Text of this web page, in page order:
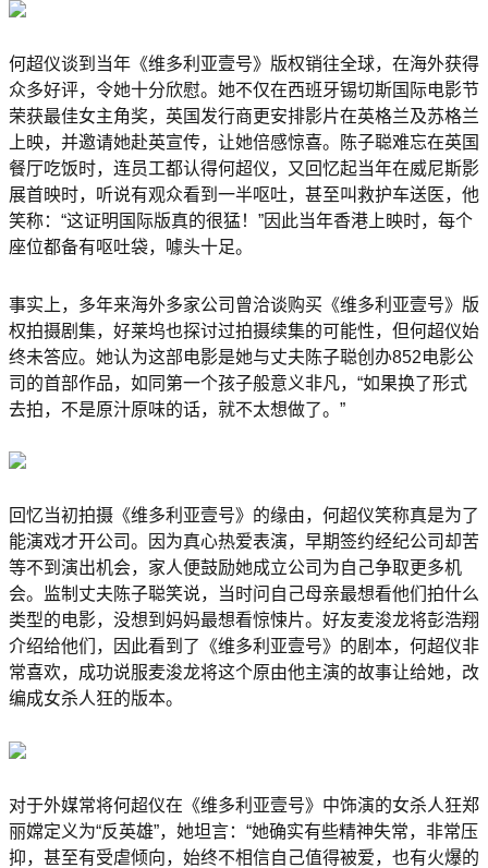
何超仪谈到当年《维多利亚壹号》版权销往全球，在海外获得
众多好评，令她十分欣慰。她不仅在西班牙锡切斯国际电影节
荣获最佳女主角奖，英国发行商更安排影片在英格兰及苏格兰
上映，并邀请她赴英宣传，让她倍感惊喜。陈子聪难忘在英国
餐厅吃饭时，连员工都认得何超仪，又回忆起当年在威尼斯影
展首映时，听说有观众看到一半呕吐，甚至叫救护车送医，他
笑称：“这证明国际版真的很猛！”因此当年香港上映时，每个
座位都备有呕吐袋，噱头十足。
事实上，多年来海外多家公司曾洽谈购买《维多利亚壹号》版
权拍摄剧集，好莱坞也探讨过拍摄续集的可能性，但何超仪始
终未答应。她认为这部电影是她与丈夫陈子聪创办852电影公
司的首部作品，如同第一个孩子般意义非凡，“如果换了形式
去拍，不是原汁原味的话，就不太想做了。”
回忆当初拍摄《维多利亚壹号》的缘由，何超仪笑称真是为了
能演戏才开公司。因为真心热爱表演，早期签约经纪公司却苦
等不到演出机会，家人便鼓励她成立公司为自己争取更多机
会。监制丈夫陈子聪笑说，当时问自己母亲最想看他们拍什么
类型的电影，没想到妈妈最想看惊悚片。好友麦浚龙将彭浩翔
介绍给他们，因此看到了《维多利亚壹号》的剧本，何超仪非
常喜欢，成功说服麦浚龙将这个原由他主演的故事让给她，改
编成女杀人狂的版本。
对于外媒常将何超仪在《维多利亚壹号》中饰演的女杀人狂郑
丽嫦定义为“反英雄”，她坦言：“她确实有些精神失常，非常压
抑，甚至有受虐倾向，始终不相信自己值得被爱，也有火爆的